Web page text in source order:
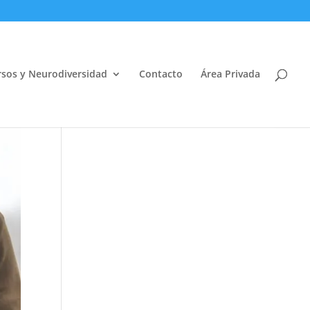
y Neurodiversidad Contacto Área Privada